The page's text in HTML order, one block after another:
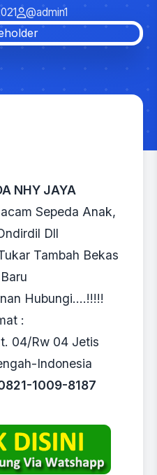
@admin1
NHY JAYA
Sepeda Anak,
Dll
Tambah Bekas
Hubungi….!!!!!
:
04/Rw 04 Jetis
Indonesia
1009-8187